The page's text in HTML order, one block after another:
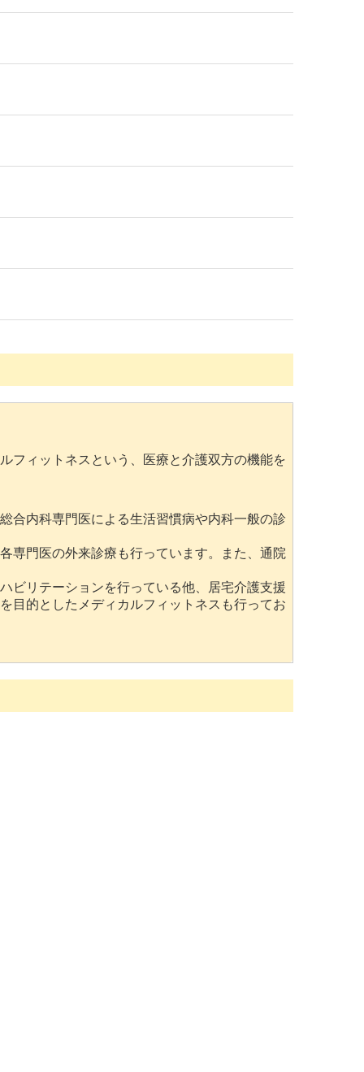
ィットネスという、医療と介護双方の機能を
内科専門医による生活習慣病や内科一般の診
門医の外来診療も行っています。また、通院
リテーションを行っている他、居宅介護支援
目的としたメディカルフィットネスも行ってお